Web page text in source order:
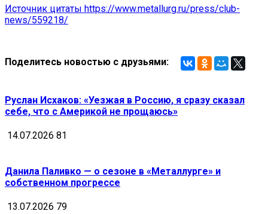
Источник цитаты https://www.metallurg.ru/press/club-
news/559218/
Поделитесь новостью с друзьями:
Руслан Исхаков: «Уезжая в Россию, я сразу сказал
себе, что с Америкой не прощаюсь»
14.07.2026 81
Данила Паливко — о сезоне в «Металлурге» и
собственном прогрессе
13.07.2026 79